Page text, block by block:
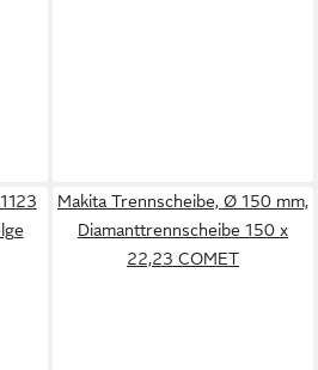
Makita Trennscheibe, Ø 150 mm,
Diamanttrennscheibe 150 x
22,23 COMET